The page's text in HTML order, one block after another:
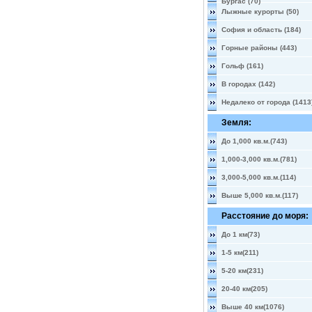
Лыжные курорты (50)
София и область (184)
Горные районы (443)
Гольф (161)
В городах (142)
Недалеко от города
Земля:
До 1,000 кв.м.(743)
1,000-3,000 кв.м.(781)
3,000-5,000 кв.м.(114)
Выше 5,000 кв.м.(117)
Расстояние до моря:
До 1 км(73)
1-5 км(211)
5-20 км(231)
20-40 км(205)
Выше 40 км(1076)